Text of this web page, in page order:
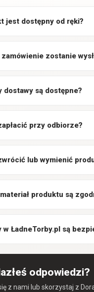
jest dostępny od ręki?
zostanie
dostawy są dostępne?
przy odbiorze?
lub wymienić
produktu są
w ŁadneTorby.pl są
odpowiedzi?
z nami lub skorzystaj z